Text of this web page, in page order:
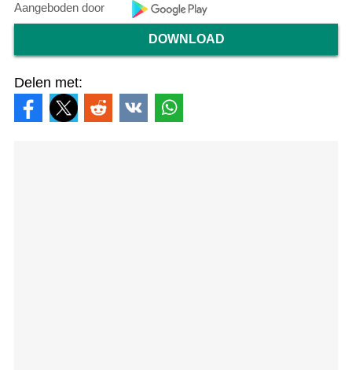
Aangeboden door
DOWNLOAD
Delen met: